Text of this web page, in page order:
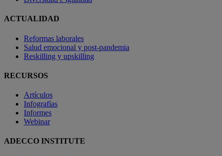
ACTUALIDAD
Reformas laborales
Salud emocional y post-pandemia
Reskilling y upskilling
RECURSOS
Artículos
Infografías
Informes
Webinar
ADECCO INSTITUTE